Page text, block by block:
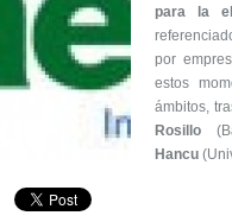
para la
por
estos
ámbitos,
Rosillo
Hancu